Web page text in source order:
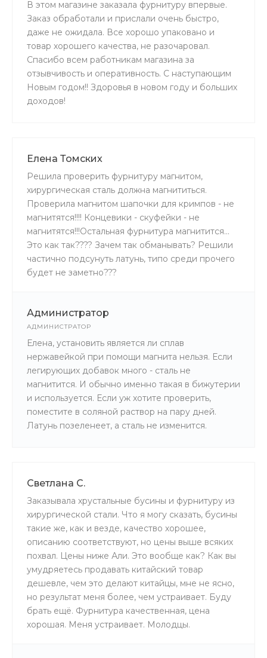
В этом магазине заказала фурнитуру впервые.
Заказ обработали и прислали очень быстро,
даже не ожидала. Все хорошо упаковано и
товар хорошего качества, не разочаровал.
Спасибо всем работникам магазина за
отзывчивость и оперативность. С наступающим
Новым годом!! Здоровья в новом году и больших
доходов!
Елена Томских
Решила проверить фурнитуру магнитом,
хирургическая сталь должна магнититься.
Проверила магнитом шапочки для кримпов - не
магнитятся!!!! Концевики - скуфейки - не
магнитятся!!!Остальная фурнитура магнитится...
Это как так???? Зачем так обманывать? Решили
частично подсунуть латунь, типо среди прочего
будет не заметно???
Администратор
АДМИНИСТРАТОР
Елена, установить является ли сплав
нержавейкой при помощи магнита нельзя. Если
легирующих добавок много - сталь не
магнитится. И обычно именно такая в бижутерии
и используется. Если уж хотите проверить,
поместите в соляной раствор на пару дней.
Латунь позеленеет, а сталь не изменится.
Светлана С.
Заказывала хрустальные бусины и фурнитуру из
хирургической стали. Что я могу сказать, бусины
такие же, как и везде, качество хорошее,
описанию соответствуют, но цены выше всяких
похвал. Цены ниже Али. Это вообще как? Как вы
умудряетесь продавать китайский товар
дешевле, чем это делают китайцы, мне не ясно,
но результат меня более, чем устраивает. Буду
брать ещё. Фурнитура качественная, цена
хорошая. Меня устраивает. Молодцы.